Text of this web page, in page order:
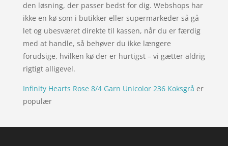
den løsning, der passer bedst for dig. Webshops har
ikke en kø som i butikker eller supermarkeder så gå
let og ubesværet direkte til kassen, når du er færdig
med at handle, så behøver du ikke længere
forudsige, hvilken kø der er hurtigst – vi gætter aldrig
rigtigt alligevel.
Infinity Hearts Rose 8/4 Garn Unicolor 236 Koksgrå er
populær